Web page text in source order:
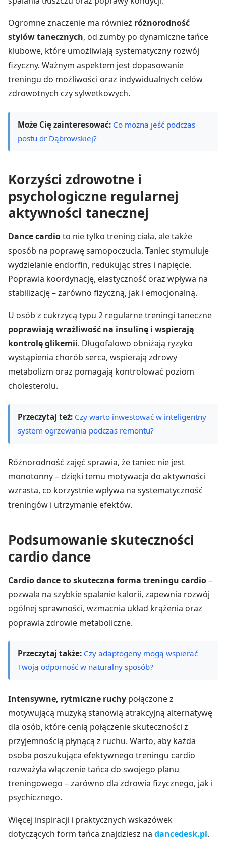
Ogromne znaczenie ma również różnorodność
stylów tanecznych, od zumby po dynamiczne tańce
klubowe, które umożliwiają systematyczny rozwój
fizyczny. Ważnym aspektem jest dopasowanie
treningu do możliwości oraz indywidualnych celów
zdrowotnych czy sylwetkowych.
Może Cię zainteresować: Co można jeść podczas
postu dr Dąbrowskiej?
Korzyści zdrowotne i
psychologiczne regularnej
aktywności tanecznej
Dance cardioto nie tylko trening ciała, ale także
sposób na poprawę samopoczucia. Taniec stymuluje
wydzielanie endorfin, redukując stres i napięcie.
Poprawia koordynację, elastyczność oraz wpływa na
stabilizację – zarówno fizyczną, jak i emocjonalną.
U osób z cukrzycą typu 2 regularne treningi taneczne
poprawiają wrażliwość na insulinę i wspierają
kontrolę glikemii. Długofalowo obniżają ryzyko
wystąpienia chorób serca, wspierają zdrowy
metabolizm oraz pomagają kontrolować poziom
cholesterolu.
Przeczytaj też: Czy warto inwestować w inteligentny
system ogrzewania podczas remontu?
Różnorodność zajęć sprawia, że taniec nie jest
monotonny – dzięki temu motywacja do aktywności
wzrasta, co korzystnie wpływa na systematyczność
treningów i utrzymanie efektów.
Podsumowanie skuteczności
cardio dance
Cardio dance to skuteczna forma treningu cardio–
pozwala na szybkie spalanie kalorii, zapewnia rozwój
ogólnej sprawności, wzmacnia układ krążenia oraz
poprawia zdrowie metaboliczne.
Przeczytaj także: Czy adaptogeny mogą wspierać
Twoją odporność w naturalny sposób?
Intensywne, rytmiczne ruchy połączone z
motywującą muzyką stanowią atrakcyjną alternatywę
dla osób, które cenią połączenie skuteczności z
przyjemnością płynącą z ruchu. Warto, aby każda
osoba poszukująca efektywnego treningu cardio
rozważyła włączenie tańca do swojego planu
treningowego – zarówno dla zdrowia fizycznego, jak i
psychicznego.
Więcej inspiracji i praktycznych wskazówek
dotyczących form tańca znajdziesz na dancedesk.pl.